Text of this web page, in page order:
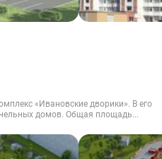
«Ивановские дворики». В его
домов. Общая площадь...